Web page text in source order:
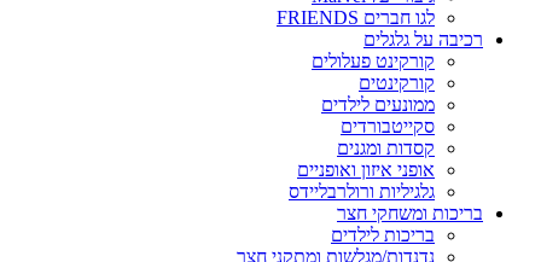
לגו חברים FRIENDS
רכיבה על גלגלים
קורקינט פעלולים
קורקינטים
ממונעים לילדים
סקייטבורדים
קסדות ומגנים
אופני איזון ואופניים
גלגיליות ורולרבליידס
בריכות ומשחקי חצר
בריכות לילדים
נדנדות/מגלשות ומתקני חצר